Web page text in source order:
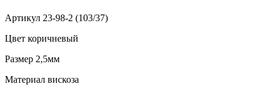
Артикул 23-98-2 (103/37)
Цвет коричневый
Размер 2,5мм
Материал вискоза